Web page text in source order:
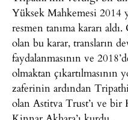
Yüksek Mahkemesi 2014
resmen tanıma kararı
olan bu karar, transların
faydalanmasının ve
olmaktan
zaferinin ardından
olan Astitva Trust’ı ve